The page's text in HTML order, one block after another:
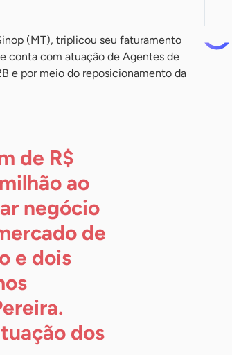
(MT), triplicou seu faturamento
conta com atuação de Agentes de
e por meio do reposicionamento da
de R$
ao
negócio
de
e dois
dos